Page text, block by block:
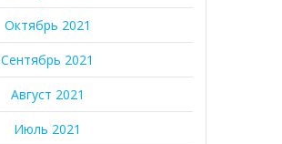
Октябрь 2021
Сентябрь 2021
Август 2021
Июль 2021